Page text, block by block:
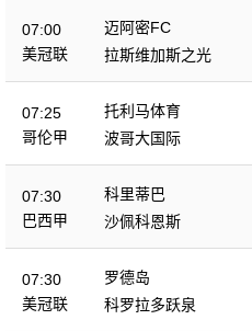
07:00
美冠联
迈阿密FC
拉斯维加斯之光
07:25
哥伦甲
托利马体育
波哥大国际
07:30
巴西甲
科里蒂巴
沙佩科恩斯
07:30
美冠联
罗德岛
科罗拉多跃泉